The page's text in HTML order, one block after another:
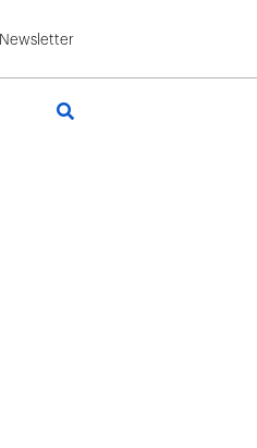
Newsletter